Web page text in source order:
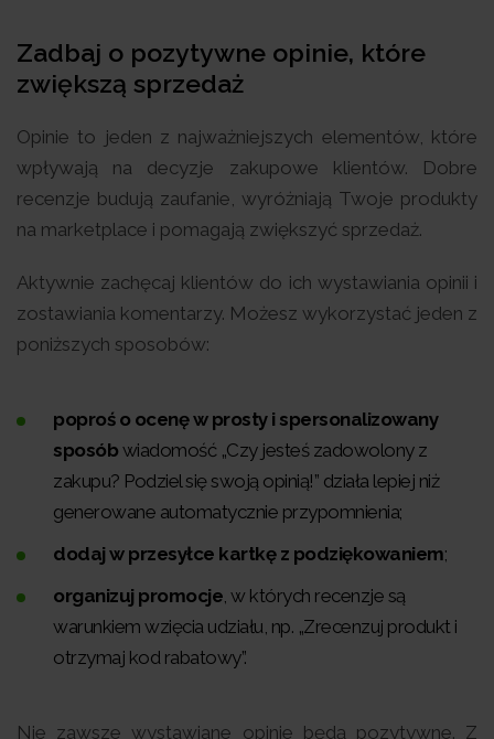
Zadbaj o pozytywne opinie, które
zwiększą sprzedaż
Opinie to jeden z najważniejszych elementów, które
wpływają na decyzje zakupowe klientów. Dobre
recenzje budują zaufanie, wyróżniają Twoje produkty
na marketplace i pomagają zwiększyć sprzedaż.
Aktywnie zachęcaj klientów do ich wystawiania opinii i
zostawiania komentarzy. Możesz wykorzystać jeden z
poniższych sposobów:
poproś o ocenę w prosty i spersonalizowany
sposób wiadomość „Czy jesteś zadowolony z
zakupu? Podziel się swoją opinią!” działa lepiej niż
generowane automatycznie przypomnienia;
dodaj w przesyłce kartkę z podziękowaniem;
organizuj promocje, w których recenzje są
warunkiem wzięcia udziału, np. „Zrecenzuj produkt i
otrzymaj kod rabatowy”.
Nie zawsze wystawiane opinie będą pozytywne. Z